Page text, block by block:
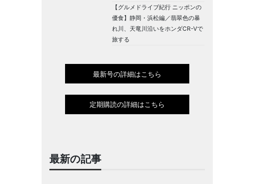
【グルメドライブ紀行 ニッポンの
優食】静岡・浜松編／翡翠色の暴
れ川、天竜川沿いをホンダCR-Vで
旅する
最新号の詳細はこちら
定期購読の詳細はこちら
最新の記事